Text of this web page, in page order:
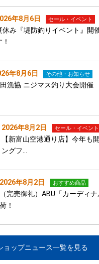
年8月6日 セール・イベント
休み『堤防釣りイベント』開
年8月6日 その他・お知らせ
漁協 ニジマス釣り大会開催
2026年8月2日 セール・イベント
【新富山空港通り店】今年も
ングフ…
2026年8月2日 おすすめ商品
（完売御礼）ABU「カーディ
荷！
ョップニュース一覧を見る